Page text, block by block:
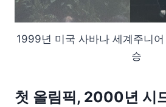
1999년 미국 사바나 세계주니
승
첫 올림픽, 2000년 시